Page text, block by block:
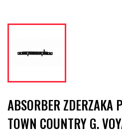
ABSORBER ZDERZAKA
TOWN COUNTRY G.